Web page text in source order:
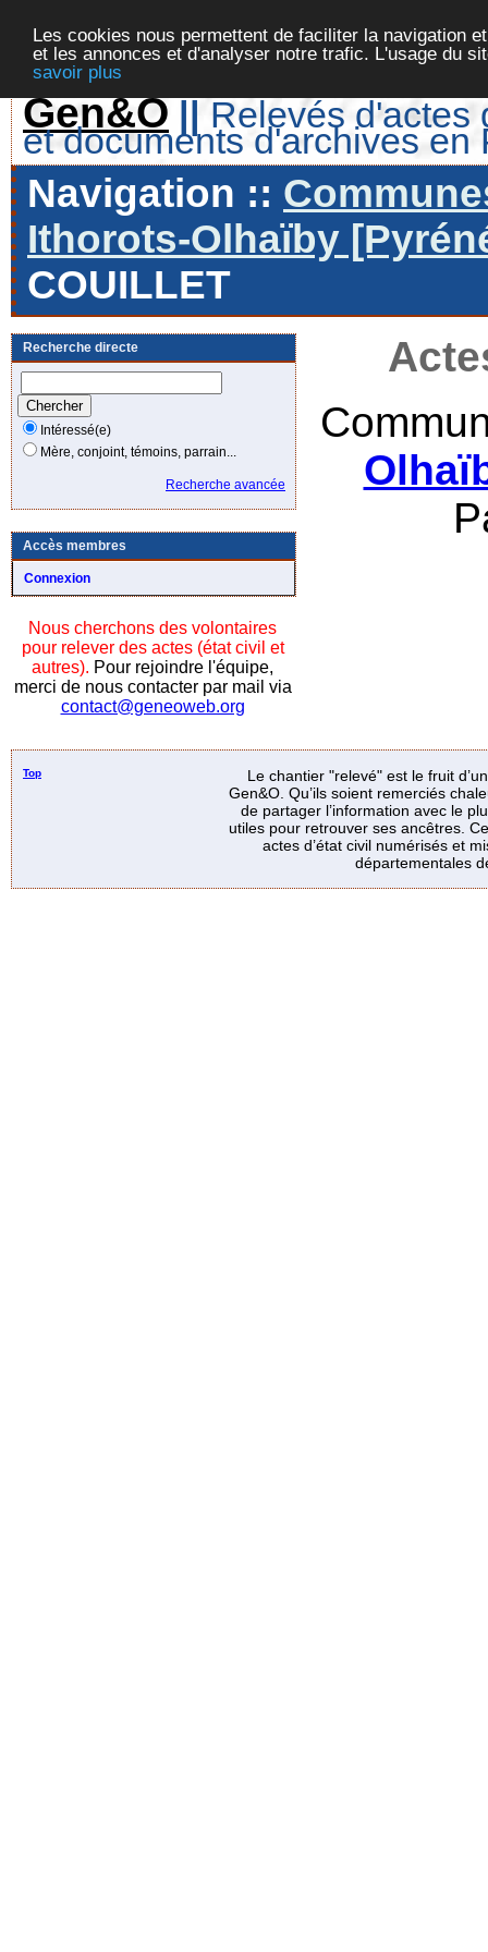
Les cookies nous permettent de faciliter la navigation
et les annonces et d'analyser notre trafic. L'usage du
savoir plus
Gen&O || Relevés d'actes
et documents d'archives en
Navigation ::
Ithorots-Olhaïby
COUILLET
Recherche directe
Intéressé(e)
Mère, conjoint, témoins, parrain...
Recherche avancée
Accès membres
Connexion
Nous cherchons des volontaires
pour relever des actes (état civil et
autres). Pour rejoindre l'équipe,
merci de nous contacter par mail via
contact@geneoweb.org
Top
Le chantier "relevé" est le fruit
Gen&O. Qu’ils soient remerciés
de partager l’information avec le
utiles pour retrouver ses ancêtres.
actes d’état civil numérisés et
départementales